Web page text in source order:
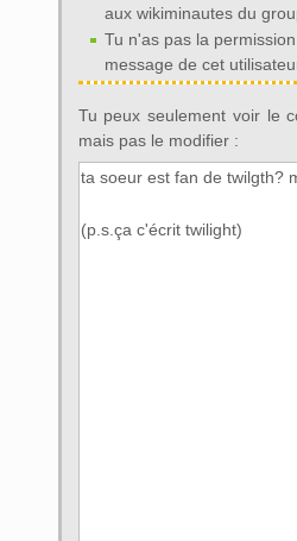
aux wikiminautes du
Tu n'as pas la
message de cet
Tu peux seulement voir le
mais pas le modifier :